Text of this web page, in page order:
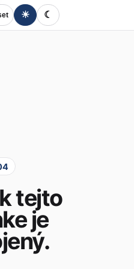
☀ ☾
tejto
je